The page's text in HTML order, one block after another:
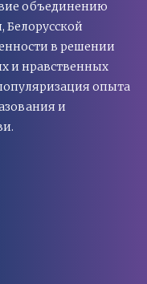
объединению
Белорусской
в решении
и нравственных
опыта
и